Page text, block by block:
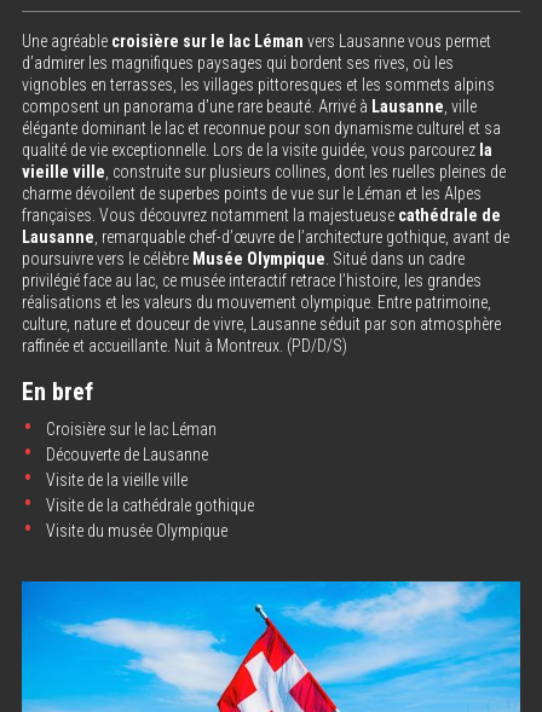
Une agréable croisière sur le lac Léman vers Lausanne vous permet
d’admirer les magnifiques paysages qui bordent ses rives, où les
vignobles en terrasses, les villages pittoresques et les sommets alpins
composent un panorama d’une rare beauté. Arrivé à Lausanne, ville
élégante dominant le lac et reconnue pour son dynamisme culturel et sa
qualité de vie exceptionnelle. Lors de la visite guidée, vous parcourez la
vieille ville, construite sur plusieurs collines, dont les ruelles pleines de
charme dévoilent de superbes points de vue sur le Léman et les Alpes
françaises. Vous découvrez notamment la majestueuse cathédrale de
Lausanne, remarquable chef-d’œuvre de l’architecture gothique, avant de
poursuivre vers le célèbre Musée Olympique. Situé dans un cadre
privilégié face au lac, ce musée interactif retrace l’histoire, les grandes
réalisations et les valeurs du mouvement olympique. Entre patrimoine,
culture, nature et douceur de vivre, Lausanne séduit par son atmosphère
raffinée et accueillante. Nuit à Montreux. (PD/D/S)
En bref
Croisière sur le lac Léman
Découverte de Lausanne
Visite de la vieille ville
Visite de la cathédrale gothique
Visite du musée Olympique